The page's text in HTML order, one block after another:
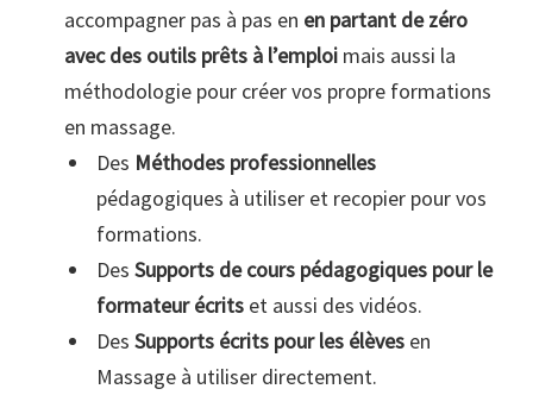
accompagner pas à pas en en partant de zéro
avec des outils prêts à l’emploi mais aussi la
méthodologie pour créer vos propre formations
en massage.
Des Méthodes professionnelles
pédagogiques à utiliser et recopier pour vos
formations.
Des Supports de cours pédagogiques pour le
formateur écritset aussi des vidéos.
Des Supports écrits pour les élèves en
Massage à utiliser directement.